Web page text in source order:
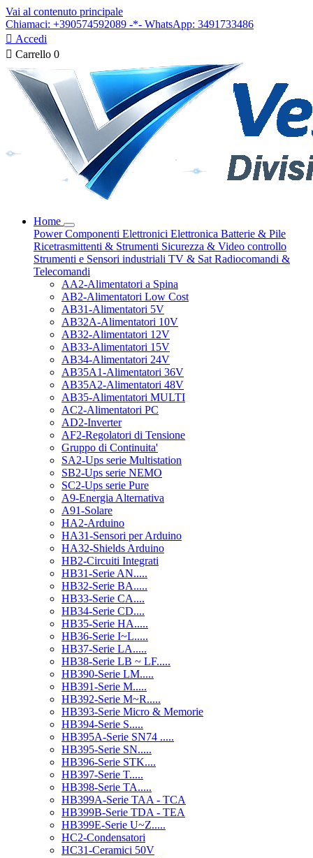
Vai al contenuto principale
Chiamaci: +390574592089 -*- WhatsApp: 3491733486
 Accedi
 Carrello 0
Home
PowerComponenti Elettronici Elettronica Batterie & Pile
Ricetrasmittenti & Strumenti Sicurezza & Video controllo
Strumenti e Sensori industriali TV & Sat Radiocomandi &
Telecomandi
AA2-Alimentatori a Spina
AB2-Alimentatori Low Cost
AB31-Alimentatori 5V
AB32A-Alimentatori 10V
AB32-Alimentatori 12V
AB33-Alimentatori 15V
AB34-Alimentatori 24V
AB35A1-Alimentatori 36V
AB35A2-Alimentatori 48V
AB35-Alimentatori MULTI
AC2-Alimentatori PC
AD2-Inverter
AF2-Regolatori di Tensione
Gruppo di Continuita'
SA2-Ups serie Multistation
SB2-Ups serie NEMO
SC2-Ups serie Pure
A9-Energia Alternativa
A91-Solare
HA2-Arduino
HA31-Sensori per Arduino
HA32-Shields Arduino
HB2-Circuiti Integrati
HB31-Serie AN.....
HB32-Serie BA.....
HB33-Serie CA....
HB34-Serie CD....
HB35-Serie HA.....
HB36-Serie I~L.....
HB37-Serie LA.....
HB38-Serie LB ~ LF.....
HB390-Serie LM.....
HB391-Serie M.....
HB392-Serie M~R.....
HB393-Serie Micro & Memorie
HB394-Serie S.....
HB395A-Serie SN74 .....
HB395-Serie SN.....
HB396-Serie STK....
HB397-Serie T.....
HB398-Serie TA.....
HB399A-Serie TAA - TCA
HB399B-Serie TDA - TEA
HB399E-Serie U~Z.....
HC2-Condensatori
HC31-Ceramici 50V